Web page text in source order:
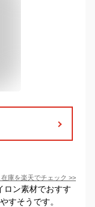
庫を楽天でチェック >>
ロン素材でおすす
すそうです。